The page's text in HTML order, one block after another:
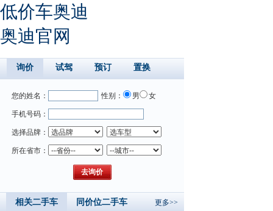
低价车奥迪
奥迪官网
询价 试驾 预订 置换
您的姓名： 性别： 男 女
手机号码：
选择品牌：
所在省市：
相关二手车 同价位二手车 更多>>